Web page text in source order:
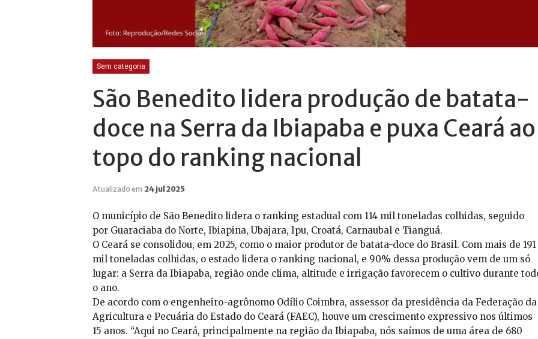
Sem categoria
São Benedito lidera produção de batata-
doce na Serra da Ibiapaba e puxa Ceará ao
topo do ranking nacional
Atualizado em 24 jul 2025
O município de São Benedito lidera o ranking estadual com 114 mil toneladas colhidas, seguido
por Guaraciaba do Norte, Ibiapina, Ubajara, Ipu, Croatá, Carnaubal e Tianguá.
O Ceará se consolidou, em 2025, como o maior produtor de batata-doce do Brasil. Com mais de 191
mil toneladas colhidas, o estado lidera o ranking nacional, e 90% dessa produção vem de um só
lugar: a Serra da Ibiapaba, região onde clima, altitude e irrigação favorecem o cultivo durante
o ano.
De acordo com o engenheiro-agrônomo Odílio Coimbra, assessor da presidência da Federação da
Agricultura e Pecuária do Estado do Ceará (FAEC), houve um crescimento expressivo nos últimos
15 anos. “Aqui no Ceará, principalmente na região da Ibiapaba, nós saímos de uma área de 680